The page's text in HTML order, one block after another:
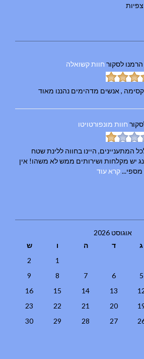
לסקור חוות קשואלה
, אנשים מדהימים נהננו מאוד
חוות מונפורטויטו
המתעניינים, היינו בחווה ללינת שטח
יש מקלחות ושירותים ממש לא משהו! אין
מספי...קרא עוד
אוגוסט 2026
ג ד ה ו
ש
1
2
5
6
7
8
9
13
14
15
16
20
21
22
23
27
28
29
30